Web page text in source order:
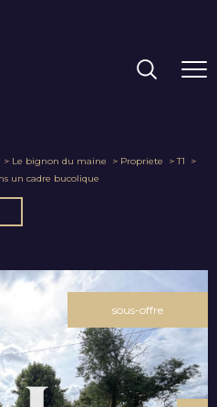
Le bignon du maine Propriete
T1
un cadre bucolique
sous-offre